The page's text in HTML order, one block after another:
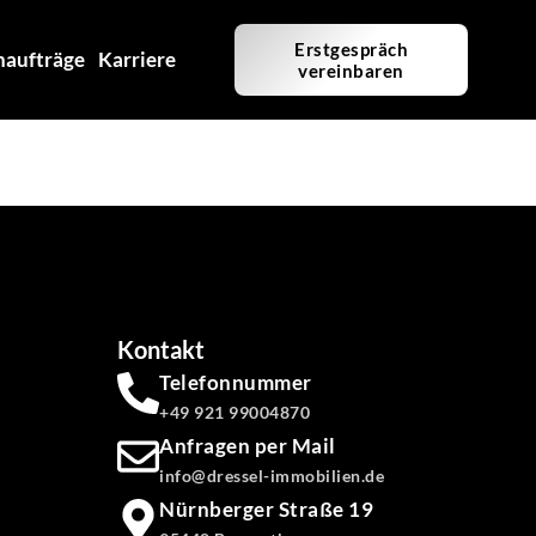
Karriere
Erstgespräch
vereinbaren
Kontakt
Telefonnummer
+49 921 99004870
Anfragen per Mail
info@dressel-immobilien.de
Nürnberger Straße 19